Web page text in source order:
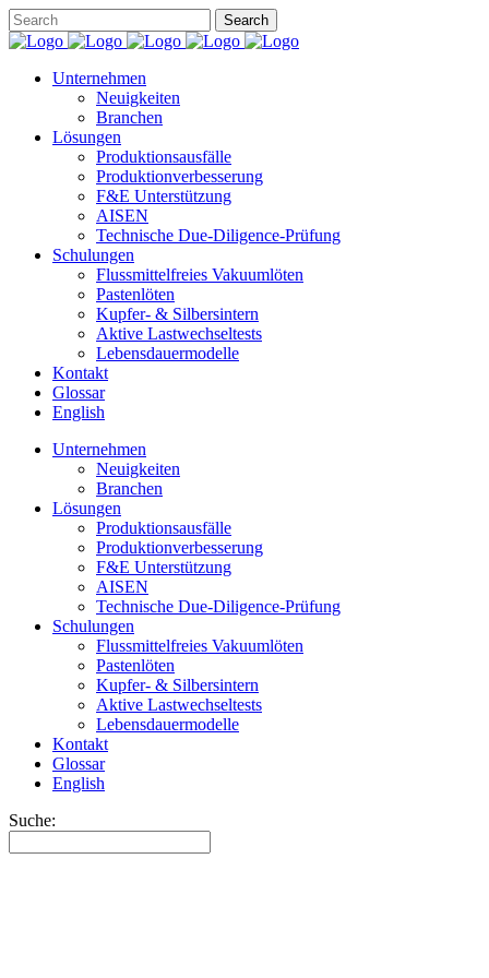
Unternehmen
Neuigkeiten
Branchen
Lösungen
Produktionsausfälle
Produktionverbesserung
F&E Unterstützung
AISEN
Technische Due-Diligence-Prüfung
Schulungen
Flussmittelfreies Vakuumlöten
Pastenlöten
Kupfer- & Silbersintern
Aktive Lastwechseltests
Lebensdauermodelle
Kontakt
Glossar
English
Unternehmen
Neuigkeiten
Branchen
Lösungen
Produktionsausfälle
Produktionverbesserung
F&E Unterstützung
AISEN
Technische Due-Diligence-Prüfung
Schulungen
Flussmittelfreies Vakuumlöten
Pastenlöten
Kupfer- & Silbersintern
Aktive Lastwechseltests
Lebensdauermodelle
Kontakt
Glossar
English
Suche: